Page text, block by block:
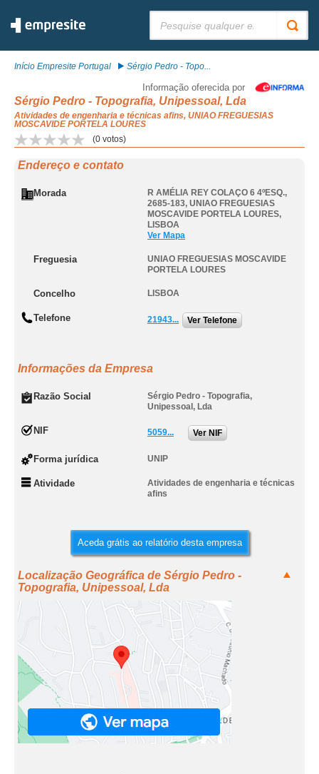
Início Empresite Portugal Sérgio Pedro - Topo...
Informação oferecida por
Sérgio Pedro - Topografia, Unipessoal, Lda
Atividades de engenharia e técnicas afins, UNIAO FREGUESIAS
MOSCAVIDE PORTELA LOURES
(0 votos)
Endereço e contato
Morada
R AMÉLIA REY COLAÇO 6 4ºESQ.,
2685-183, UNIAO FREGUESIAS
MOSCAVIDE PORTELA LOURES,
LISBOA
Ver Mapa
Freguesia
UNIAO FREGUESIAS MOSCAVIDE
PORTELA LOURES
Concelho LISBOA
Telefone 21943... Ver Telefone
Informações da Empresa
Razão Social
Sérgio Pedro - Topografia,
Unipessoal, Lda
NIF 5059... Ver NIF
Forma jurídica UNIP
Atividade
Atividades de engenharia e técnicas
afins
Aceda grátis ao relatório desta empresa
Localização Geográfica de Sérgio Pedro -
Topografia, Unipessoal, Lda